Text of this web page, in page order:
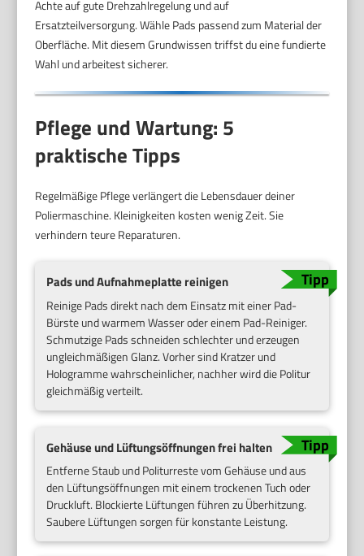
Achte auf gute Drehzahlregelung und auf
Ersatzteilversorgung. Wähle Pads passend zum Material der
Oberfläche. Mit diesem Grundwissen triffst du eine fundierte
Wahl und arbeitest sicherer.
Pflege und Wartung: 5
praktische Tipps
Regelmäßige Pflege verlängert die Lebensdauer deiner
Poliermaschine. Kleinigkeiten kosten wenig Zeit. Sie
verhindern teure Reparaturen.
Pads und Aufnahmeplatte reinigen
Reinige Pads direkt nach dem Einsatz mit einer Pad-
Bürste und warmem Wasser oder einem Pad-Reiniger.
Schmutzige Pads schneiden schlechter und erzeugen
ungleichmäßigen Glanz. Vorher sind Kratzer und
Hologramme wahrscheinlicher, nachher wird die Politur
gleichmäßig verteilt.
Gehäuse und Lüftungsöffnungen frei halten
Entferne Staub und Politurreste vom Gehäuse und aus
den Lüftungsöffnungen mit einem trockenen Tuch oder
Druckluft. Blockierte Lüftungen führen zu Überhitzung.
Saubere Lüftungen sorgen für konstante Leistung.